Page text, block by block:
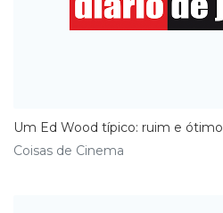
Um Ed Wood típico: ruim e ótimo
Coisas de Cinema